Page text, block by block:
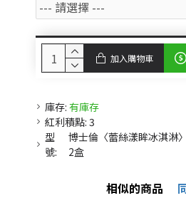
庫存: 有庫存
紅利積點: 3
型
號:
博士倫〈蕾絲漾眸冰淇淋
2盒
加入購物車
相似的商品